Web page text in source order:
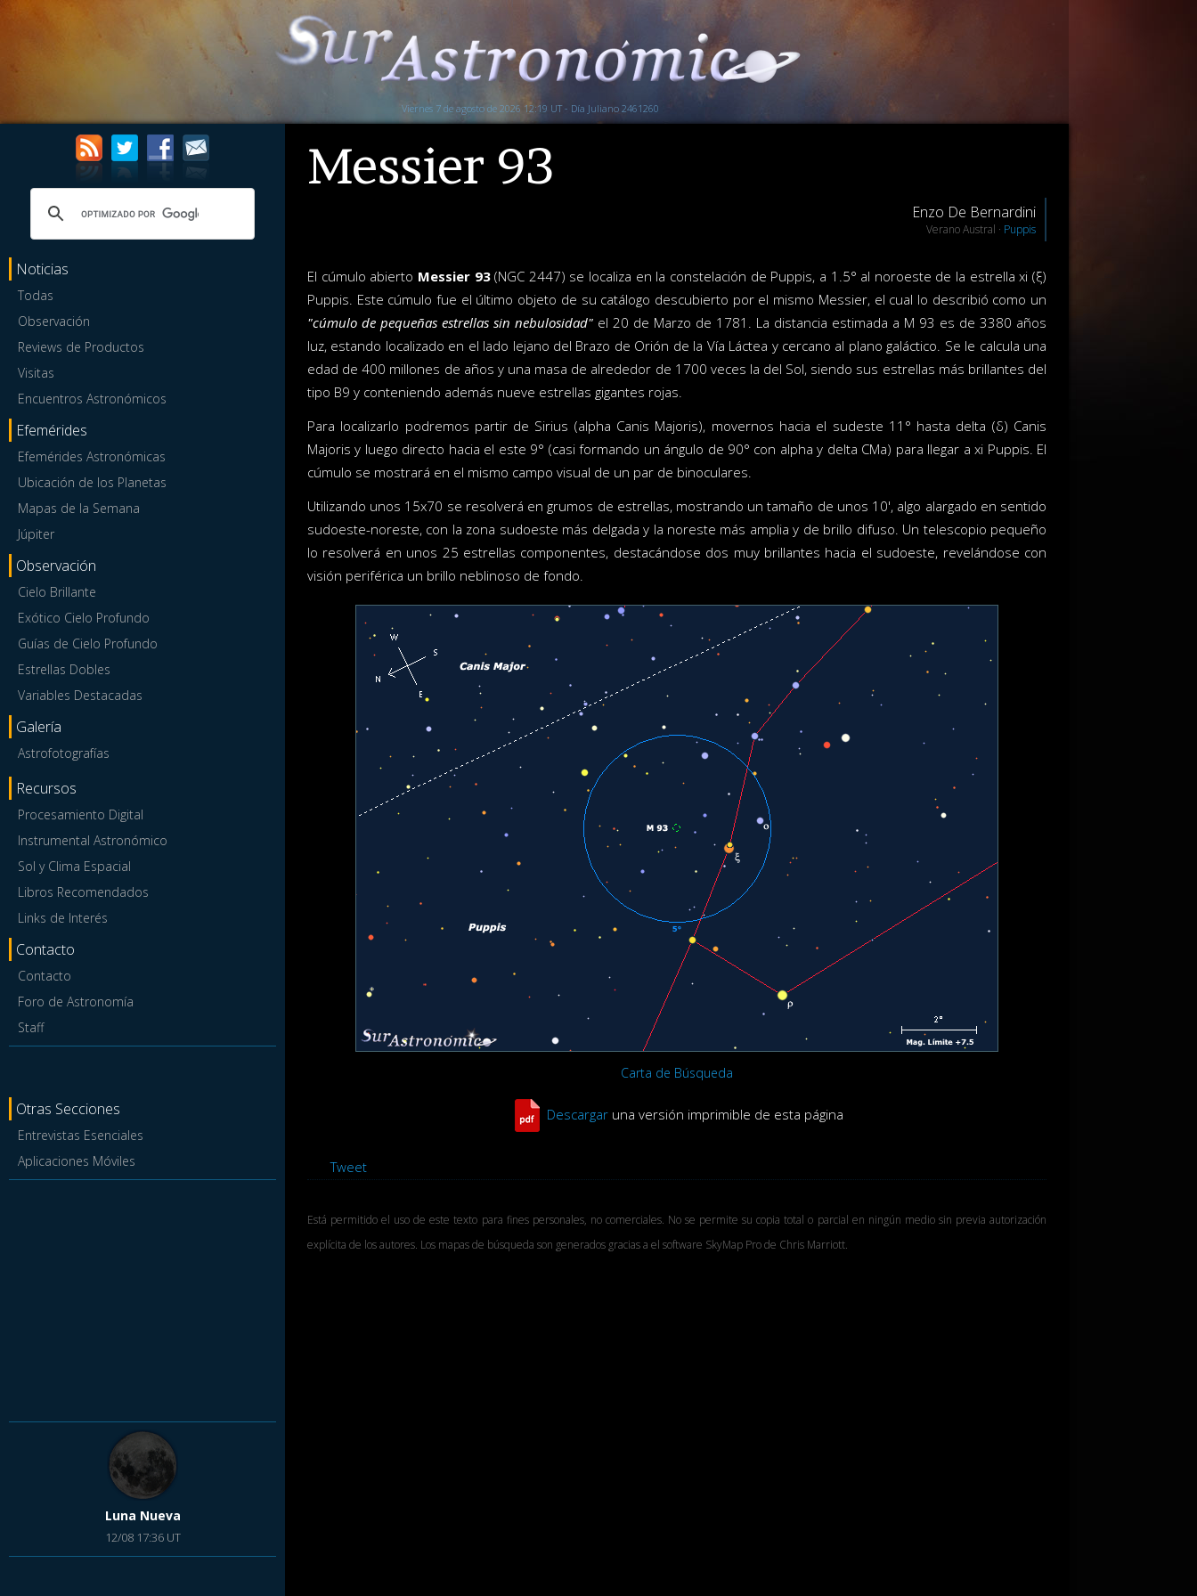
Viernes 7 de agosto de 2026 12:19 UT - Día Juliano 2461260
Noticias
Todas
Observación
Reviews de Productos
Visitas
Encuentros Astronómicos
Efemérides
Efemérides Astronómicas
Ubicación de los Planetas
Mapas de la Semana
Júpiter
Observación
Cielo Brillante
Exótico Cielo Profundo
Guías de Cielo Profundo
Estrellas Dobles
Variables Destacadas
Galería
Astrofotografías
Recursos
Procesamiento Digital
Instrumental Astronómico
Sol y Clima Espacial
Libros Recomendados
Links de Interés
Contacto
Contacto
Foro de Astronomía
Staff
Otras Secciones
Entrevistas Esenciales
Aplicaciones Móviles
Luna Nueva
12/08 17:36 UT
Messier 93
Enzo De Bernardini
Verano Austral · Puppis
El cúmulo abierto Messier 93(NGC 2447) se localiza en la constelación de Puppis, a 1.5° al noroeste de la estrella xi (ξ)
Puppis. Este cúmulo fue el último objeto de su catálogo descubierto por el mismo Messier, el cual lo describió como un
"cúmulo de pequeñas estrellas sin nebulosidad" el 20 de Marzo de 1781. La distancia estimada a M 93 es de 3380 años
luz, estando localizado en el lado lejano del Brazo de Orión de la Vía Láctea y cercano al plano galáctico. Se le calcula una
edad de 400 millones de años y una masa de alrededor de 1700 veces la del Sol, siendo sus estrellas más brillantes del
tipo B9 y conteniendo además nueve estrellas gigantes rojas.
Para localizarlo podremos partir de Sirius (alpha Canis Majoris), movernos hacia el sudeste 11° hasta delta (δ) Canis
Majoris y luego directo hacia el este 9° (casi formando un ángulo de 90° con alpha y delta CMa) para llegar a xi Puppis. El
cúmulo se mostrará en el mismo campo visual de un par de binoculares.
Utilizando unos 15x70 se resolverá en grumos de estrellas, mostrando un tamaño de unos 10', algo alargado en sentido
sudoeste-noreste, con la zona sudoeste más delgada y la noreste más amplia y de brillo difuso. Un telescopio pequeño
lo resolverá en unos 25 estrellas componentes, destacándose dos muy brillantes hacia el sudoeste, revelándose con
visión periférica un brillo neblinoso de fondo.
Carta de Búsqueda
Descargaruna versión imprimible de esta página
Tweet
Está permitido el uso de este texto para fines personales, no comerciales. No se permite su copia total o parcial en ningún medio sin previa autorización
explícita de los autores. Los mapas de búsqueda son generados gracias a el software SkyMap Pro de Chris Marriott.